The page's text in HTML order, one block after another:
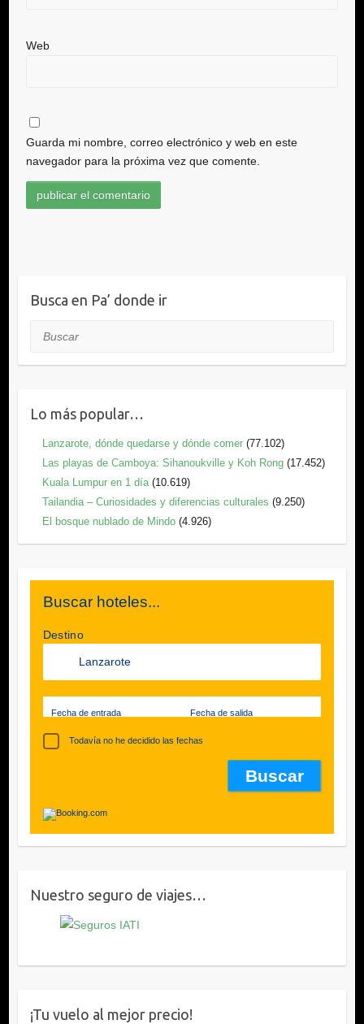
Web
Guarda mi nombre, correo electrónico y web en este
navegador para la próxima vez que comente.
Busca en Pa’ donde ir
Buscar
Lo más popular…
Lanzarote, dónde quedarse y dónde comer (77.102)
Las playas de Camboya: Sihanoukville y Koh Rong (17.452)
Kuala Lumpur en 1 día (10.619)
Tailandia – Curiosidades y diferencias culturales (9.250)
El bosque nublado de Mindo (4.926)
Buscar hoteles...
Destino
Fecha de entrada Fecha de salida
Todavía no he decidido las fechas
Nuestro seguro de viajes…
¡Tu vuelo al mejor precio!